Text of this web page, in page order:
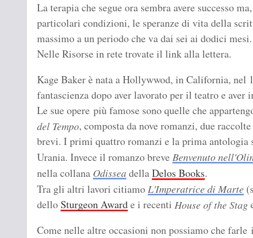
La terapia che segue ora sembra avere successo
particolari condizioni, le speranze di vita della
massimo a un periodo che va dai sei ai dodici mesi.
Nelle Risorse in rete trovate il link alla lettera.
Kage Baker è nata a Hollywwod, in California, nel
fantascienza dopo aver lavorato per il teatro e aver
Le sue opere più famose sono quelle che
del Tempo, composta da nove romanzi, due
brevi. I primi quattro romanzi e la prima
Urania. Invece il romanzo breve Benvenuto
nella collana OdisseadellaDelos Books.
Tra gli altri lavori citiamoL'Imperatrice di Marte
dello Sturgeon Awarde i recenti House of the Stag
Come nelle altre occasioni non possiamo che